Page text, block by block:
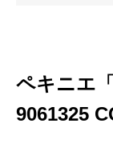
ペキニエ
9061325